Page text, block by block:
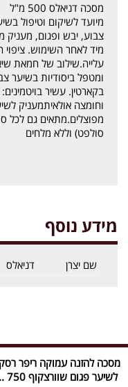
מסכה דניאלס 500 מ"ל
מיועד לשיקום וטיפול
צבוע, יבש ופגום,
מיד לאחר השימוש.
עלייה.שילוב של חמאת
ומטפל ביסודיות בשיער
וחומצה אולאיתמעניק
סולפט) וללא מלחים
מידע נוסף
שם יצרן דניאלס
מסכה להזנה עמוקה ריפר
לשיער פגום שוורצקוף 750 ...